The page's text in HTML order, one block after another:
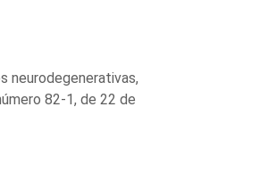
neurodegenerativas,
82-1, de 22 de